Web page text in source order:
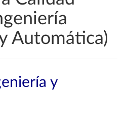
Automática)
y